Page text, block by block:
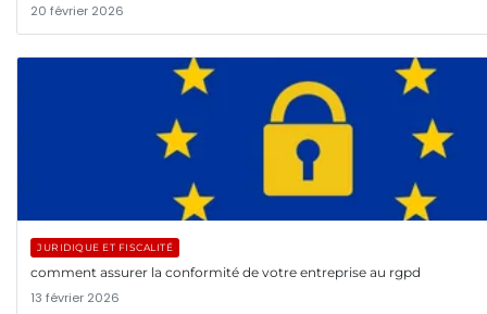
20 février 2026
JURIDIQUE ET FISCALITÉ
comment assurer la conformité de votre entreprise au rgpd
13 février 2026